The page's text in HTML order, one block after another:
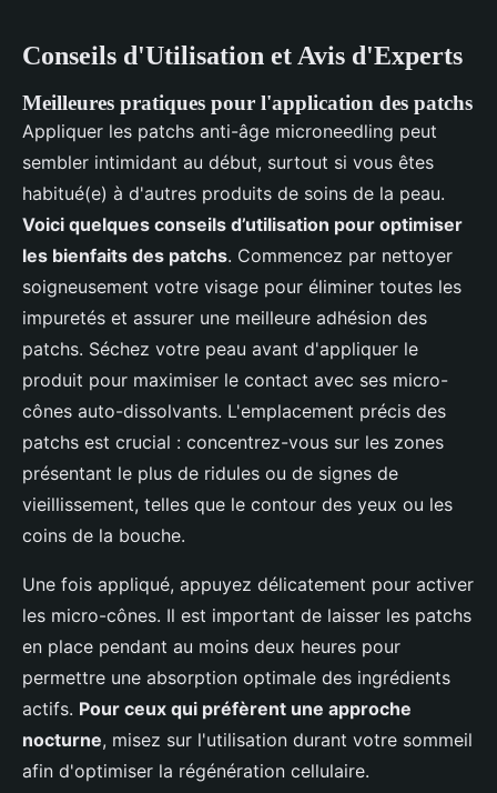
Conseils d'Utilisation et Avis d'Experts
Meilleures pratiques pour l'application des patchs
Appliquer les patchs anti-âge microneedling peut
sembler intimidant au début, surtout si vous êtes
habitué(e) à d'autres produits de soins de la peau.
Voici quelques conseils d’utilisation pour optimiser
les bienfaits des patchs. Commencez par nettoyer
soigneusement votre visage pour éliminer toutes les
impuretés et assurer une meilleure adhésion des
patchs. Séchez votre peau avant d'appliquer le
produit pour maximiser le contact avec ses micro-
cônes auto-dissolvants. L'emplacement précis des
patchs est crucial : concentrez-vous sur les zones
présentant le plus de ridules ou de signes de
vieillissement, telles que le contour des yeux ou les
coins de la bouche.
Une fois appliqué, appuyez délicatement pour activer
les micro-cônes. Il est important de laisser les patchs
en place pendant au moins deux heures pour
permettre une absorption optimale des ingrédients
actifs. Pour ceux qui préfèrent une approche
nocturne, misez sur l'utilisation durant votre sommeil
afin d'optimiser la régénération cellulaire.